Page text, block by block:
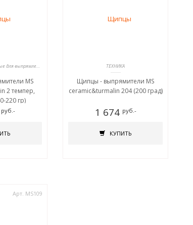
Щипцы профессиональные для выпрямления волос
MS
2 темпер,
220 гр)
руб.-
ТЕХНИКА
Щипцы - выпрямители MS
ceramic&turmalin 204 (200 град)
1 674 руб.-
КУПИТЬ
Арт. MS109